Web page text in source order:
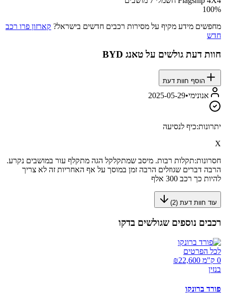
100%
מחפשים מידע מקיף על מסירות רכבים חדשים בישראל? קארזון פרו רכב
חדש
חוות דעת גולשים על BYD טאנג
הוסף חוות דעת
אנונימי•
2025-05-29
יתרונות:כיף לנסיעה
X
חסרונות:תקלות רבות. מיסב שמתקלקל הגה מתקלף עור במושבים נקרע.
הרבה דברים שגוזלים הרבה זמן במוסך על אף האחריות זה לא צריך
להיות כך רכב 300 אלף
עוד חוות דעת (2
)
רכבים נוספים שגולשים בדקו
לכל הפרטים
0 ק"מ ₪
22,600
בנזין
פורד ברונקו